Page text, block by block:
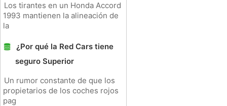
Los tirantes en un Honda Accord
1993 mantienen la alineación de
la
¿Por qué la Red Cars tiene
seguro Superior
Un rumor constante de que los
propietarios de los coches rojos
pag